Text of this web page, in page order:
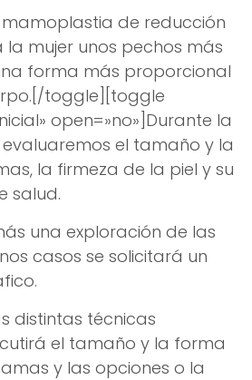
de reducción
mujer unos pechos más
forma más proporcional
toggle][toggle
open=»no»]Durante la
el tamaño y la
la firmeza de la piel y su
salud.
una exploración de las
casos se solicitará un
distintas técnicas
el tamaño y la forma
y las opciones o la